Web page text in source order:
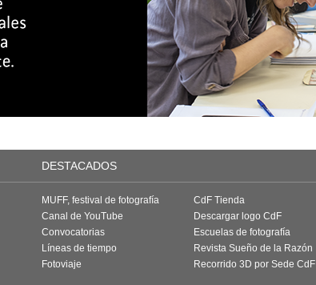
DESTACADOS
MUFF, festival de fotografía
Canal de YouTube
Convocatorias
Líneas de tiempo
Fotoviaje
CdF Tienda
Descargar logo CdF
Escuelas de fotografía
Revista Sueño de la Razón
Recorrido 3D por Sede CdF